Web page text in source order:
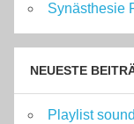
Synästhesie
NEUESTE
Playlist